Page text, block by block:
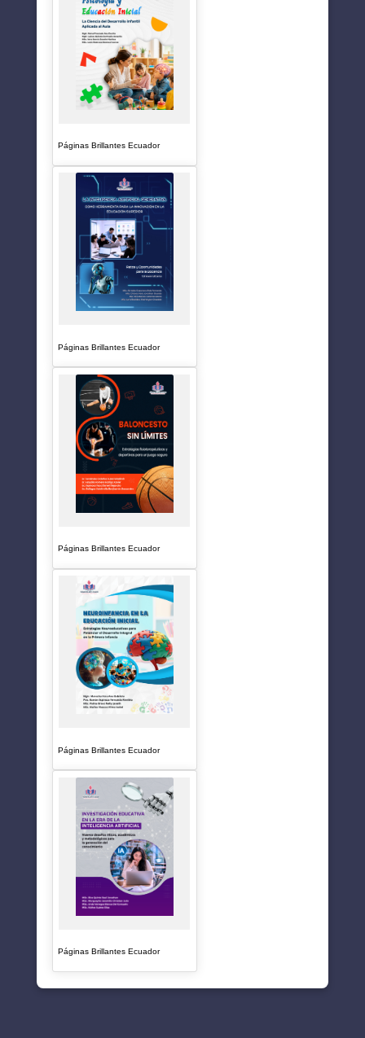
Páginas Brillantes Ecuador
Páginas Brillantes Ecuador
Páginas Brillantes Ecuador
Páginas Brillantes Ecuador
Páginas Brillantes Ecuador